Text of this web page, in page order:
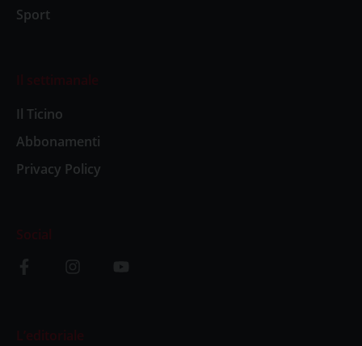
Sport
Il settimanale
Il Ticino
Abbonamenti
Privacy Policy
Social
L’editoriale